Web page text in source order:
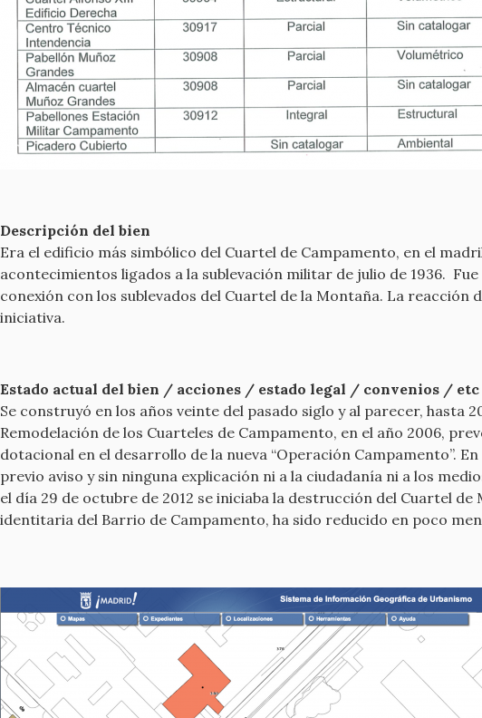
Descripción del bien
Era el edificio más simbólico del Cuartel de Campamento, en el
acontecimientos ligados a la sublevación militar de julio de 1936.
conexión con los sublevados del Cuartel de la Montaña. La reacción
iniciativa.
Estado actual del bien / acciones / estado legal / convenios / etc
Se construyó en los años veinte del pasado siglo y al parecer,
Remodelación de los Cuarteles de Campamento, en el año 2006,
dotacional en el desarrollo de la nueva “Operación Campamento”.
previo aviso y sin ninguna explicación ni a la ciudadanía ni a los
el día 29 de octubre de 2012 se iniciaba la destrucción del Cuartel
identitaria del Barrio de Campamento, ha sido reducido en poco